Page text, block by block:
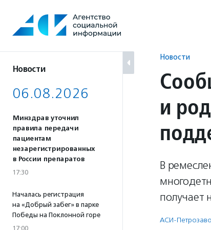
содержанию
Новости
06.08.2026
Минздрав уточнил
правила передачи
пациентам
незарегистрированных
в России препаратов
17:30
Началась регистрация
на «Добрый забег» в парке
Победы на Поклонной горе
17:00
Новости
и
В
получает
АСИ-